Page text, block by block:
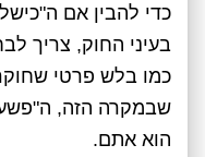
כדי להבין אם
בעיני החוק, צריך
כמו בלש פרטי
שבמקרה הזה,
הוא אתם.